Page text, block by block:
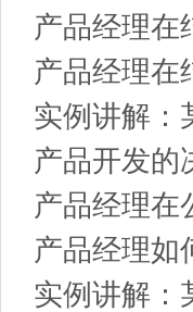
产品经理在
产品经理在
实例讲解：
产品开发的
产品经理在
产品经理如
实例讲解：